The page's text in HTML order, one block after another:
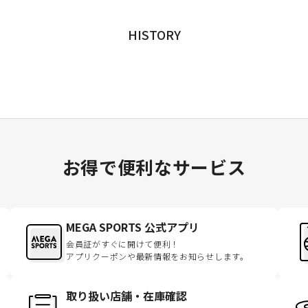
HISTORY
お得で便利なサービス
MEGA SPORTS 公式アプリ
会員証がすぐに開けて便利！
アプリクーポンや最新情報をお知らせします。
取り扱い店舗・在庫確認